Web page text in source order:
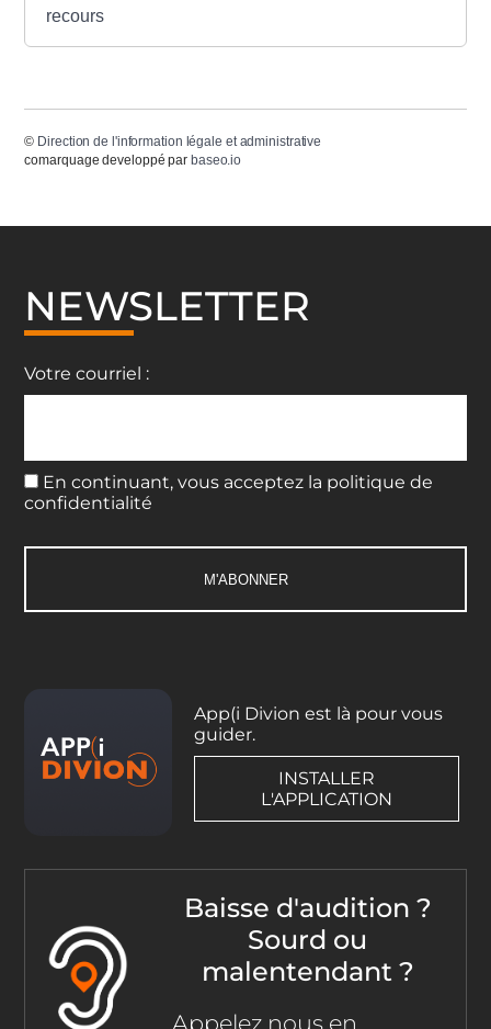
recours
© Direction de l'information légale et administrative
comarquage developpé par baseo.io
NEWSLETTER
Votre courriel :
En continuant, vous acceptez la politique de
confidentialité
App(i Divion est là pour vous
guider.
INSTALLER
L'APPLICATION
Baisse d'audition ?
Sourd ou
malentendant ?
Appelez nous en